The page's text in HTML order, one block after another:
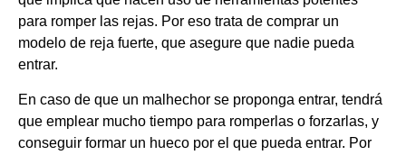
para romper las rejas. Por eso trata de comprar un
modelo de reja fuerte, que asegure que nadie pueda
entrar.
En caso de que un malhechor se proponga entrar, tendrá
que emplear mucho tiempo para romperlas o forzarlas, y
conseguir formar un hueco por el que pueda entrar. Por